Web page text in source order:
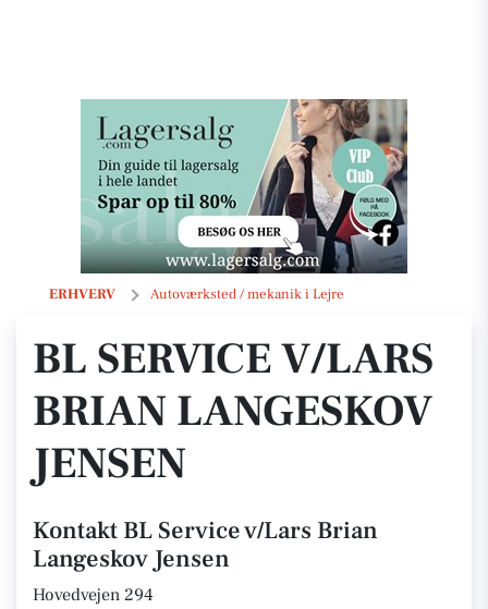
ERHVERV Autoværksted / mekanik i Lejre
BL Service v/Lars Brian Langeskov Jensen
BL SERVICE V/LARS
BRIAN LANGESKOV
JENSEN
Kontakt BL Service v/Lars Brian
Langeskov Jensen
Hovedvejen 294